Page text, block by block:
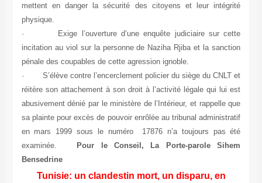
mettent en danger la sécurité des citoyens et leur intégrité
physique.
· Exige l’ouverture d’une enquête judiciaire sur cette
incitation au viol sur la personne de Naziha Rjiba et la sanction
pénale des coupables de cette agression ignoble.
· S’élève contre l’encerclement policier du siège du CNLT et
réitère son attachement à son droit à l’activité légale qui lui est
abusivement dénié par le ministère de l’Intérieur, et rappelle que
sa plainte pour excès de pouvoir enrôlée au tribunal administratif
en mars 1999 sous le numéro 17876 n’a toujours pas été
examinée.
Pour le Conseil, La Porte-parole Sihem
Bensedrine
Tunisie: un clandestin mort, un disparu, en